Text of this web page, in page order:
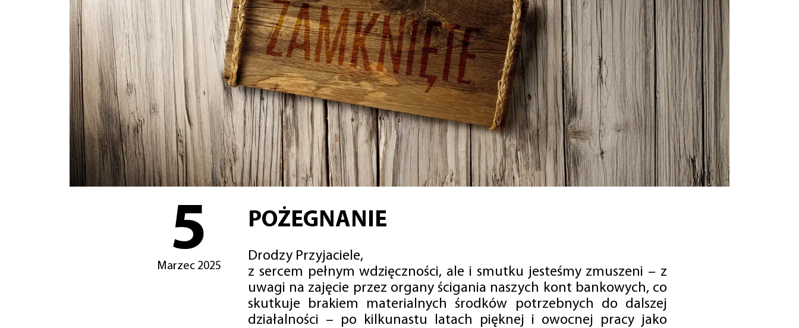
5
Marzec 2025
POŻEGNANIE
Drodzy Przyjaciele,
z sercem pełnym wdzięczności, ale i smutku jesteśmy zmuszeni – z
uwagi na zajęcie przez organy ścigania naszych kont bankowych, co
skutkuje brakiem materialnych środków potrzebnych do dalszej
działalności – po kilkunastu latach pięknej i owocnej pracy jako